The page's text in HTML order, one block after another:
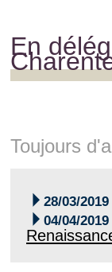
En
Toujours
 28/03/2019
 04/04/2019